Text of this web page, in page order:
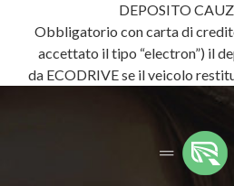
DEPOSITO
Obbligatorio con carta di
accettato il tipo “electron”) il
da ECODRIVE se il veicolo